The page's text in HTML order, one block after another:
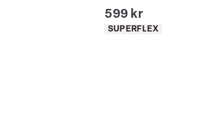
I alt (inkl. rabat)
599 kr
Produkt egenskaber
SUPERFLEX